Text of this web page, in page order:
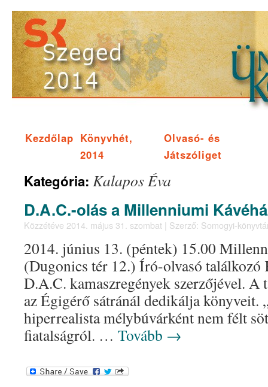
Kezdőlap Könyvhét,
2014
Olvasó- és
Játszóliget
Kategória: Kalapos Éva
D.A.C.-olás a Millenniumi
Közzétéve 2014. május 31. szombat | Szerző: Somogyi-
2014. június 13. (péntek) 15.00
(Dugonics tér 12.) Író-olvasó találkozó
D.A.C. kamaszregények szerzőjével. A
az Égigérő sátránál dedikálja
hiperrealista mélybúvárként nem félt
fiatalságról. … Tovább →